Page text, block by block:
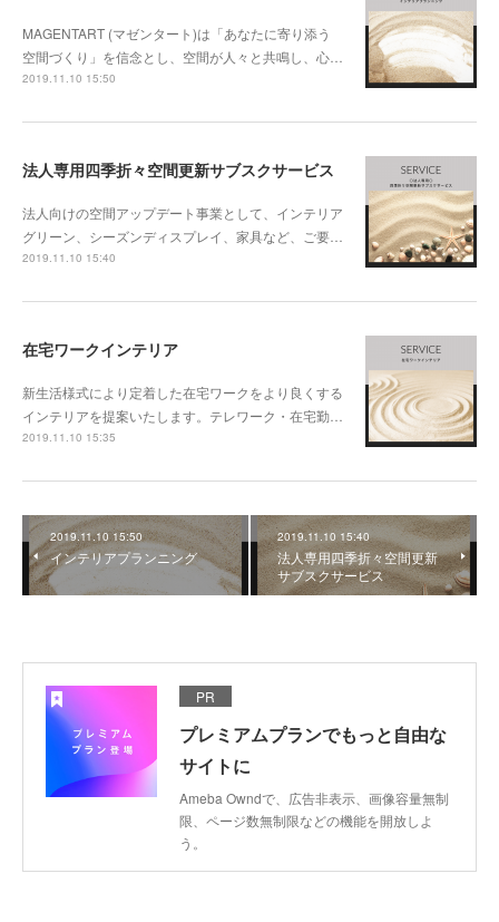
MAGENTART (マゼンタート)は「あなたに寄り添う
空間づくり」を信念とし、空間が人々と共鳴し、心…
2019.11.10 15:50
法人専用四季折々空間更新サブスクサービス
法人向けの空間アップデート事業として、インテリア
グリーン、シーズンディスプレイ、家具など、ご要…
2019.11.10 15:40
在宅ワークインテリア
新生活様式により定着した在宅ワークをより良くする
インテリアを提案いたします。テレワーク・在宅勤…
2019.11.10 15:35
2019.11.10 15:50
インテリアプランニング
2019.11.10 15:40
法人専用四季折々空間更新
サブスクサービス
PR
プレミアムプランでもっと自由な
サイトに
Ameba Owndで、広告非表示、画像容量無制
限、ページ数無制限などの機能を開放しよ
う。